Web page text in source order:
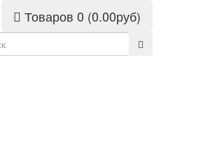
Товаров 0 (0.00руб)